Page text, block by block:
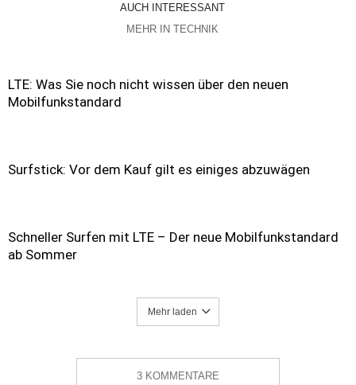
AUCH INTERESSANT
MEHR IN TECHNIK
LTE: Was Sie noch nicht wissen über den neuen
Mobilfunkstandard
Surfstick: Vor dem Kauf gilt es einiges abzuwägen
Schneller Surfen mit LTE – Der neue Mobilfunkstandard
ab Sommer
Mehr laden
3 KOMMENTARE